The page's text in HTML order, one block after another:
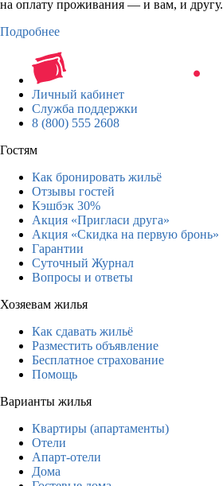
на оплату проживания — и вам, и другу.
Подробнее
Личный кабинет
Служба поддержки
8 (800) 555 2608
Гостям
Как бронировать жильё
Отзывы гостей
Кэшбэк 30%
Акция «Пригласи друга»
Акция «Скидка на первую бронь»
Гарантии
Суточный Журнал
Вопросы и ответы
Хозяевам жилья
Как сдавать жильё
Разместить объявление
Бесплатное страхование
Помощь
Варианты жилья
Квартиры (апартаменты)
Отели
Апарт-отели
Дома